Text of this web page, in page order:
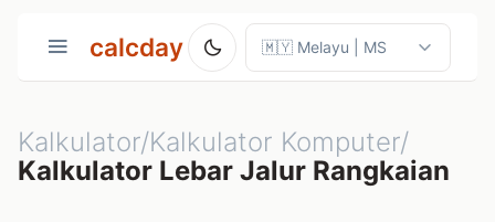
calcday
Kalkulator/Kalkulator Komputer/
Kalkulator Lebar Jalur Rangkaian